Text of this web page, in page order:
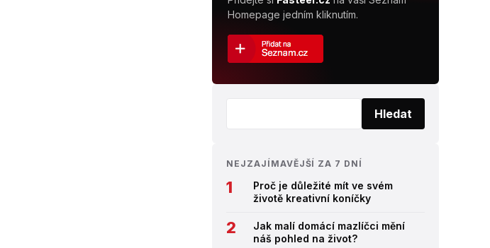
Homepage jedním kliknutím.
Hledat
NEJZAJÍMAVĚJŠÍ ZA 7 DNÍ
Proč je důležité mít ve svém
životě kreativní koníčky
Jak malí domácí mazlíčci mění
náš pohled na život?